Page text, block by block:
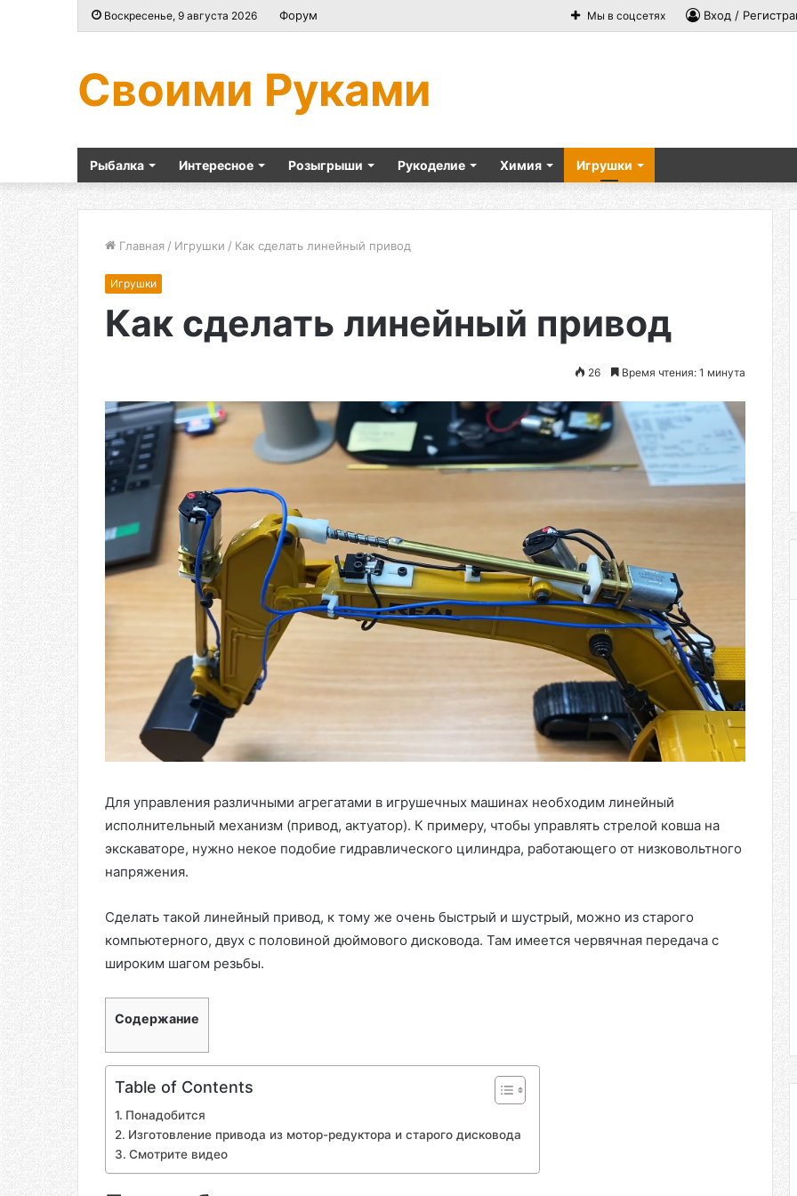
Воскресенье, 9 августа 2026 Форум Вход /
Мы в соцсетях
Своими Руками
Рыбалка Интересное Розыгрыши Рукоделие Химия Игрушки
Главная / Игрушки / Как сделать линейный привод
Игрушки
Как сделать линейный привод
26 Время чтения: 1 минута
Для управления различными агрегатами в игрушечных машинах необходим линейный
исполнительный механизм (привод, актуатор). К примеру, чтобы управлять стрелой ковша на
экскаваторе, нужно некое подобие гидравлического цилиндра, работающего от низковольтного
напряжения.
Сделать такой линейный привод, к тому же очень быстрый и шустрый, можно из старого
компьютерного, двух с половиной дюймового дисковода. Там имеется червячная передача с
широким шагом резьбы.
Содержание
Table of Contents
Понадобится
Изготовление привода из мотор-редуктора и старого дисковода
Смотрите видео